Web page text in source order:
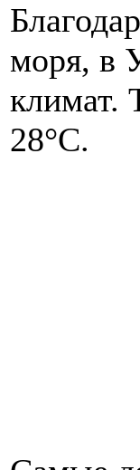
моря, в
климат.
28°С.